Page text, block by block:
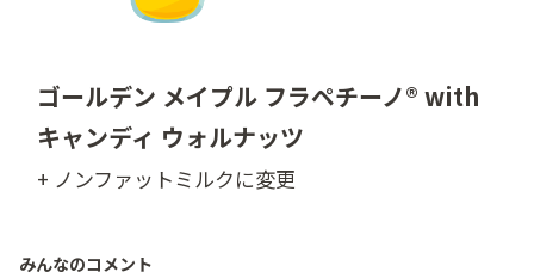
ゴールデン メイプル フラペチーノ® with
キャンディ ウォルナッツ
+ ノンファットミルクに変更
みんなのコメント